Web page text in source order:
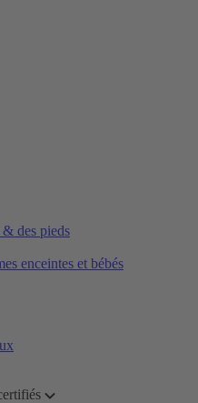
& des pieds
enceintes et bébés